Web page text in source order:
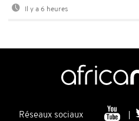
Il y a 6 heures
Réseaux sociaux